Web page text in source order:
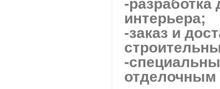
-разработка
интерьера;
-заказ и
-
отделочным